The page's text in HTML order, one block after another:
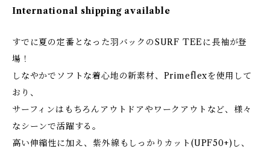
International shipping available
すでに夏の定番となった羽バックのSURF TEEに長袖が登
場！
しなやかでソフトな着心地の新素材、Primeflexを使用して
おり、
サーフィンはもちろんアウトドアやワークアウトなど、様々
なシーンで活躍する。
高い伸縮性に加え、紫外線もしっかりカット(UPF50+)し、